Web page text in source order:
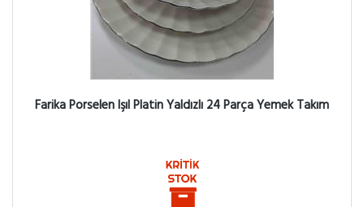
Farika Porselen Işıl Platin Yaldızlı 24 Parça Yemek Takım